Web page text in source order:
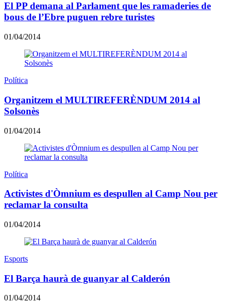
El PP demana al Parlament que les ramaderies de
bous de l’Ebre puguen rebre turistes
01/04/2014
Política
Organitzem el MULTIREFERÈNDUM 2014 al
Solsonès
01/04/2014
Política
Activistes d'Òmnium es despullen al Camp Nou per
reclamar la consulta
01/04/2014
Esports
El Barça haurà de guanyar al Calderón
01/04/2014